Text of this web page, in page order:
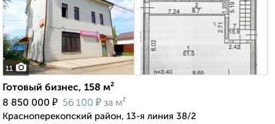
11
Готовый бизнес, 158 м²
8 850 000 ₽ 56 100 ₽ за м²
Красноперекопский район, 13-я линия 38/2